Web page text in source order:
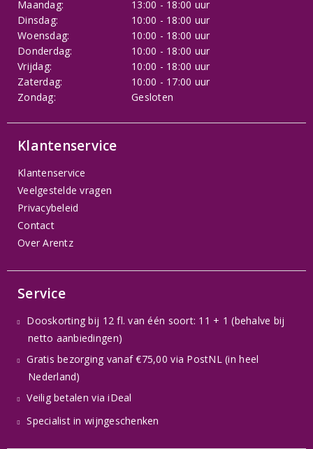
Maandag:
13:00 - 18:00 uur
Dinsdag:
10:00 - 18:00 uur
Woensdag:
10:00 - 18:00 uur
Donderdag:
10:00 - 18:00 uur
Vrijdag:
10:00 - 18:00 uur
Zaterdag:
10:00 - 17:00 uur
Zondag:
Gesloten
Klantenservice
Klantenservice
Veelgestelde vragen
Privacybeleid
Contact
Over Arentz
Service
Dooskorting bij 12 fl. van één soort: 11 + 1 (behalve bij
netto aanbiedingen)
Gratis bezorging vanaf €75,00 via PostNL (in heel
Nederland)
Veilig betalen via iDeal
Specialist in wijngeschenken